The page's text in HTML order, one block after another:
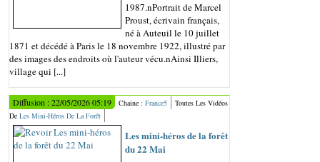
1987.nPortrait de Marcel
Proust, écrivain français,
né à Auteuil le 10 juillet
1871 et décédé à Paris le 18 novembre 1922, illustré par
des images des endroits où l'auteur vécu.nAinsi Illiers,
village qui [...]
Diffusion : 22/05/2026 05:19 Chaine : France5
Toutes Les Vidéos
De Les Mini-Héros De La Forêt
Les mini-héros de la forêt
du 22 Mai